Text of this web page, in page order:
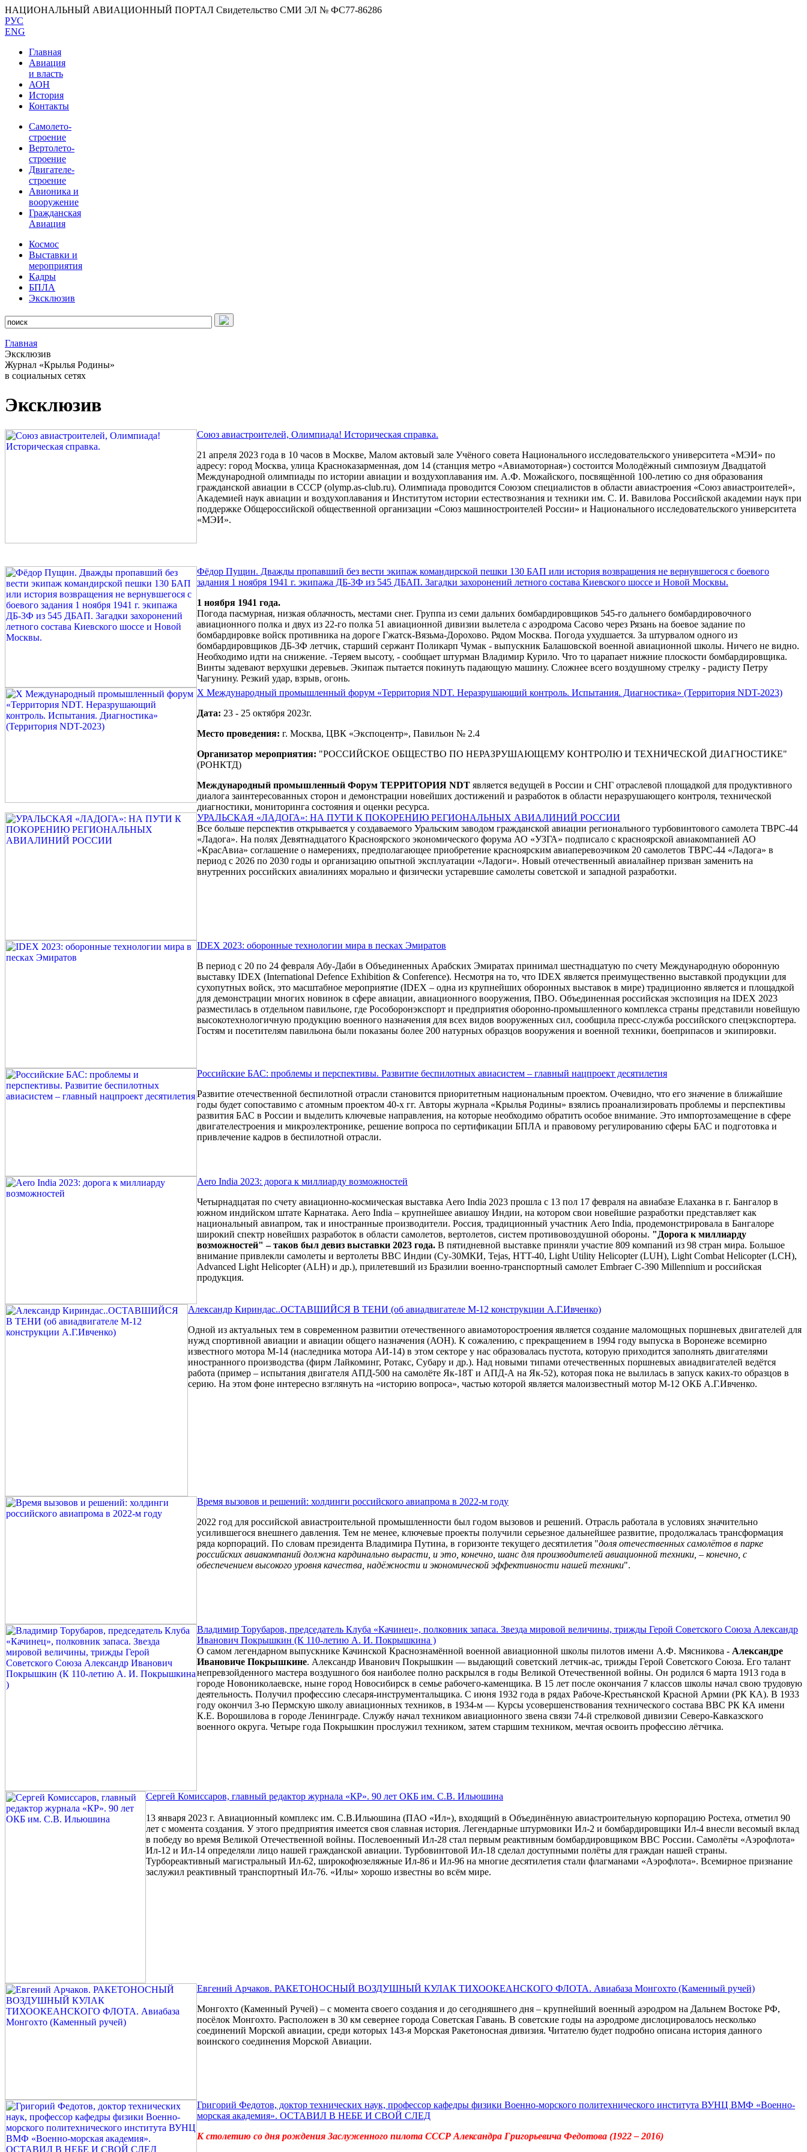
НАЦИОНАЛЬНЫЙ АВИАЦИОННЫЙ ПОРТАЛ Свидетельство СМИ ЭЛ № ФС77-86286
РУС
ENG
Главная
Авиация
и власть
АОН
История
Контакты
Самолето-
строение
Вертолето-
строение
Двигателе-
строение
Авионика и
вооружение
Гражданская
Авиация
Космос
Выставки и
мероприятия
Кадры
БПЛА
Эксклюзив
Главная
Эксклюзив
Журнал «Крылья Родины»
в социальных сетях
Эксклюзив
Союз авиастроителей, Олимпиада! Историческая справка.
21 апреля 2023 года в 10 часов в Москве, Малом актовый зале Учёного совета Национального исследовательского университета «МЭИ» по
адресу: город Москва, улица Красноказарменная, дом 14 (станция метро «Авиамоторная») состоится Молодёжный симпозиум Двадцатой
Международной олимпиады по истории авиации и воздухоплавания им. А.Ф. Можайского, посвящённой 100-летию со дня образования
гражданской авиации в СССР (olymp.as-club.ru). Олимпиада проводится Союзом специалистов в области авиастроения «Союз авиастроителей»,
Академией наук авиации и воздухоплавания и Институтом истории естествознания и техники им. С. И. Вавилова Российской академии наук при
поддержке Общероссийской общественной организации «Союз машиностроителей России» и Национального исследовательского университета
«МЭИ».
Фёдор Пущин. Дважды пропавший без вести экипаж командирской пешки 130 БАП или история возвращения не вернувшегося с боевого
задания 1 ноября 1941 г. экипажа ДБ-3Ф из 545 ДБАП. Загадки захоронений летного состава Киевского шоссе и Новой Москвы.
1 ноября 1941 года.
Погода пасмурная, низкая облачность, местами снег. Группа из семи дальних бомбардировщиков 545-го дальнего бомбардировочного
авиационного полка и двух из 22-го полка 51 авиационной дивизии вылетела с аэродрома Сасово через Рязань на боевое задание по
бомбардировке войск противника на дороге Гжатск-Вязьма-Дорохово. Рядом Москва. Погода ухудшается. За штурвалом одного из
бомбардировщиков ДБ-3Ф летчик, старший сержант Поликарп Чумак - выпускник Балашовской военной авиационной школы. Ничего не видно.
Необходимо идти на снижение. -Теряем высоту, - сообщает штурман Владимир Курило. Что то царапает нижние плоскости бомбардировщика.
Винты задевают верхушки деревьев. Экипаж пытается покинуть падающую машину. Сложнее всего воздушному стрелку - радисту Петру
Чагунину. Резкий удар, взрыв, огонь.
X Международный промышленный форум «Территория NDT. Неразрушающий контроль. Испытания. Диагностика» (Территория NDT-2023)
Дата: 23 - 25 октября 2023г.
Место проведения: г. Москва, ЦВК «Экспоцентр», Павильон № 2.4
Организатор мероприятия: "РОССИЙСКОЕ ОБЩЕСТВО ПО НЕРАЗРУШАЮЩЕМУ КОНТРОЛЮ И ТЕХНИЧЕСКОЙ ДИАГНОСТИКЕ"
(РОНКТД)
Международный промышленный Форум ТЕРРИТОРИЯ NDT является ведущей в России и СНГ отраслевой площадкой для продуктивного
диалога заинтересованных сторон и демонстрации новейших достижений и разработок в области неразрушающего контроля, технической
диагностики, мониторинга состояния и оценки ресурса.
УРАЛЬСКАЯ «ЛАДОГА»: НА ПУТИ К ПОКОРЕНИЮ РЕГИОНАЛЬНЫХ АВИАЛИНИЙ РОССИИ
Все больше перспектив открывается у создаваемого Уральским заводом гражданской авиации регионального турбовинтового самолета ТВРС-44
«Ладога». На полях Девятнадцатого Красноярского экономического форума АО «УЗГА» подписало с красноярской авиакомпанией АО
«КрасАвиа» соглашение о намерениях, предполагающее приобретение красноярским авиаперевозчиком 20 самолетов ТВРС-44 «Ладога» в
период с 2026 по 2030 годы и организацию опытной эксплуатации «Ладоги». Новый отечественный авиалайнер призван заменить на
внутренних российских авиалиниях морально и физически устаревшие самолеты советской и западной разработки.
IDEX 2023: оборонные технологии мира в песках Эмиратов
В период с 20 по 24 февраля Абу-Даби в Объединенных Арабских Эмиратах принимал шестнадцатую по счету Международную оборонную
выставку IDEX (International Defence Exhibition & Conference). Несмотря на то, что IDEX является преимущественно выставкой продукции для
сухопутных войск, это масштабное мероприятие (IDEX – одна из крупнейших оборонных выставок в мире) традиционно является и площадкой
для демонстрации многих новинок в сфере авиации, авиационного вооружения, ПВО. Объединенная российская экспозиция на IDEX 2023
разместилась в отдельном павильоне, где Рособоронэкспорт и предприятия оборонно-промышленного комплекса страны представили новейшую
высокотехнологичную продукцию военного назначения для всех видов вооруженных сил, сообщила пресс-служба российского спецэкспортера.
Гостям и посетителям павильона были показаны более 200 натурных образцов вооружения и военной техники, боеприпасов и экипировки.
Российские БАС: проблемы и перспективы. Развитие беспилотных авиасистем – главный нацпроект десятилетия
Развитие отечественной беспилотной отрасли становится приоритетным национальным проектом. Очевидно, что его значение в ближайшие
годы будет сопоставимо с атомным проектом 40-х гг. Авторы журнала «Крылья Родины» взялись проанализировать проблемы и перспективы
развития БАС в России и выделить ключевые направления, на которые необходимо обратить особое внимание. Это импортозамещение в сфере
двигателестроения и микроэлектронике, решение вопроса по сертификации БПЛА и правовому регулированию сферы БАС и подготовка и
привлечение кадров в беспилотной отрасли.
Aero India 2023: дорога к миллиарду возможностей
Четырнадцатая по счету авиационно-космическая выставка Aero India 2023 прошла с 13 пол 17 февраля на авиабазе Елаханка в г. Бангалор в
южном индийском штате Карнатака. Aero India – крупнейшее авиашоу Индии, на котором свои новейшие разработки представляет как
национальный авиапром, так и иностранные производители. Россия, традиционный участник Aero India, продемонстрировала в Бангалоре
широкий спектр новейших разработок в области самолетов, вертолетов, систем противовоздушной обороны. "Дорога к миллиарду
возможностей" – таков был девиз выставки 2023 года. В пятидневной выставке приняли участие 809 компаний из 98 стран мира. Большое
внимание привлекли самолеты и вертолеты ВВС Индии (Су-30МКИ, Tejas, HTT-40, Light Utility Helicopter (LUH), Light Combat Helicopter (LCH),
Advanced Light Helicopter (ALH) и др.), прилетевший из Бразилии военно-транспортный самолет Embraer C-390 Millennium и российская
продукция.
Александр Кириндас..ОСТАВШИЙСЯ В ТЕНИ (об авиадвигателе М-12 конструкции А.Г.Ивченко)
Одной из актуальных тем в современном развитии отечественного авиамоторостроения является создание маломощных поршневых двигателей для
нужд спортивной авиации и авиации общего назначения (АОН). К сожалению, с прекращением в 1994 году выпуска в Воронеже всемирно
известного мотора М-14 (наследника мотора АИ-14) в этом секторе у нас образовалась пустота, которую приходится заполнять двигателями
иностранного производства (фирм Лайкоминг, Ротакс, Субару и др.). Над новыми типами отечественных поршневых авиадвигателей ведётся
работа (пример – испытания двигателя АПД-500 на самолёте Як-18Т и АПД-А на Як-52), которая пока не вылилась в запуск каких-то образцов в
серию. На этом фоне интересно взглянуть на «историю вопроса», частью которой является малоизвестный мотор М-12 ОКБ А.Г.Ивченко.
Время вызовов и решений: холдинги российского авиапрома в 2022-м году
2022 год для российской авиастроительной промышленности был годом вызовов и решений. Отрасль работала в условиях значительно
усилившегося внешнего давления. Тем не менее, ключевые проекты получили серьезное дальнейшее развитие, продолжалась трансформация
ряда корпораций. По словам президента Владимира Путина, в горизонте текущего десятилетия "доля отечественных самолётов в парке
российских авиакомпаний должна кардинально вырасти, и это, конечно, шанс для производителей авиационной техники, – конечно, с
обеспечением высокого уровня качества, надёжности и экономической эффективности нашей техники".
Владимир Торубаров, председатель Клуба «Качинец», полковник запаса. Звезда мировой величины, трижды Герой Советского Союза Александр
Иванович Покрышкин (К 110-летию А. И. Покрышкина )
О самом легендарном выпускнике Качинской Краснознамённой военной авиационной школы пилотов имени А.Ф. Мясникова - Александре
Ивановиче Покрышкине. Александр Иванович Покрышкин — выдающий советский летчик-ас, трижды Герой Советского Союза. Его талант
непревзойденного мастера воздушного боя наиболее полно раскрылся в годы Великой Отечественной войны. Он родился 6 марта 1913 года в
городе Новониколаевске, ныне город Новосибирск в семье рабочего-каменщика. В 15 лет после окончания 7 классов школы начал свою трудовую
деятельность. Получил профессию слесаря-инструментальщика. С июня 1932 года в рядах Рабоче-Крестьянской Красной Армии (РК КА). В 1933
году окончил 3-ю Пермскую школу авиационных техников, в 1934-м — Курсы усовершенствования технического состава ВВС РК КА имени
К.Е. Ворошилова в городе Ленинграде. Службу начал техником авиационного звена связи 74-й стрелковой дивизии Северо-Кавказского
военного округа. Четыре года Покрышкин прослужил техником, затем старшим техником, мечтая освоить профессию лётчика.
Сергей Комиссаров, главный редактор журнала «КР». 90 лет ОКБ им. С.В. Ильюшина
13 января 2023 г. Авиационный комплекс им. С.В.Ильюшина (ПАО «Ил»), входящий в Объединённую авиастроительную корпорацию Ростеха, отметил 90
лет с момента создания. У этого предприятия имеется своя славная история. Легендарные штурмовики Ил-2 и бомбардировщики Ил-4 внесли весомый вклад
в победу во время Великой Отечественной войны. Послевоенный Ил-28 стал первым реактивным бомбардировщиком ВВС России. Самолёты «Аэрофлота»
Ил-12 и Ил-14 определяли лицо нашей гражданской авиации. Турбовинтовой Ил-18 сделал доступными полёты для граждан нашей страны.
Турбореактивный магистральный Ил-62, широкофюзеляжные Ил-86 и Ил-96 на многие десятилетия стали флагманами «Аэрофлота». Всемирное признание
заслужил реактивный транспортный Ил-76. «Илы» хорошо известны во всём мире.
Евгений Арчаков. РАКЕТОНОСНЫЙ ВОЗДУШНЫЙ КУЛАК ТИХООКЕАНСКОГО ФЛОТА. Авиабаза Монгохто (Каменный ручей)
Монгохто (Каменный Ручей) – с момента своего создания и до сегодняшнего дня – крупнейший военный аэродром на Дальнем Востоке РФ,
посёлок Монгохто. Расположен в 30 км севернее города Советская Гавань. В советские годы на аэродроме дислоцировалось несколько
соединений Морской авиации, среди которых 143-я Морская Ракетоносная дивизия. Читателю будет подробно описана история данного
воинского соединения Морской Авиации.
Григорий Федотов, доктор технических наук, профессор кафедры физики Военно-морского политехнического института ВУНЦ ВМФ «Военно-
морская академия». ОСТАВИЛ В НЕБЕ И СВОЙ СЛЕД
К столетию со дня рождения Заслуженного пилота СССР Александра Григорьевича Федотова (1922 – 2016)